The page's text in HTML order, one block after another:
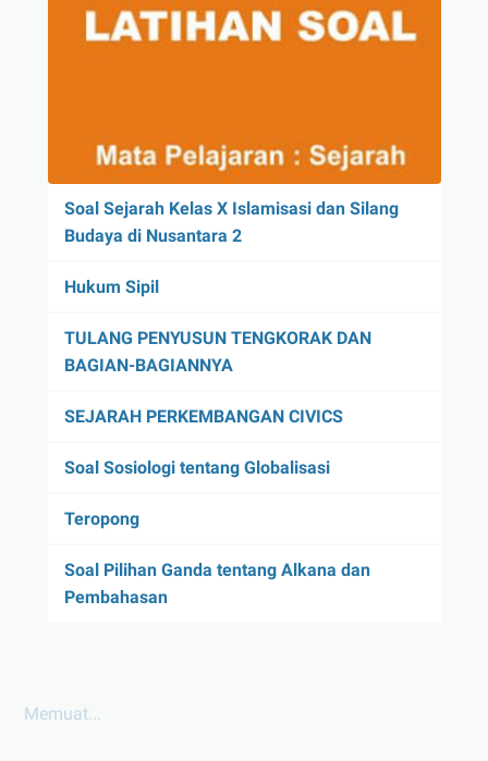
Soal Sejarah Kelas X Islamisasi dan Silang
Budaya di Nusantara 2
Hukum Sipil
TULANG PENYUSUN TENGKORAK DAN
BAGIAN-BAGIANNYA
SEJARAH PERKEMBANGAN CIVICS
Soal Sosiologi tentang Globalisasi
Teropong
Soal Pilihan Ganda tentang Alkana dan
Pembahasan
Memuat...